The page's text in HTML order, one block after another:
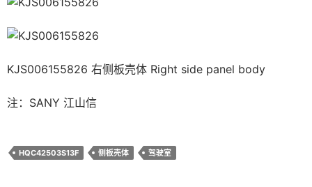
KJS006155826 右侧板壳体 Right side panel body
注：SANY 江山信
HQC42503S13F 侧板壳体 驾驶室